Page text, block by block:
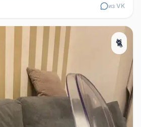
из VK
🐈